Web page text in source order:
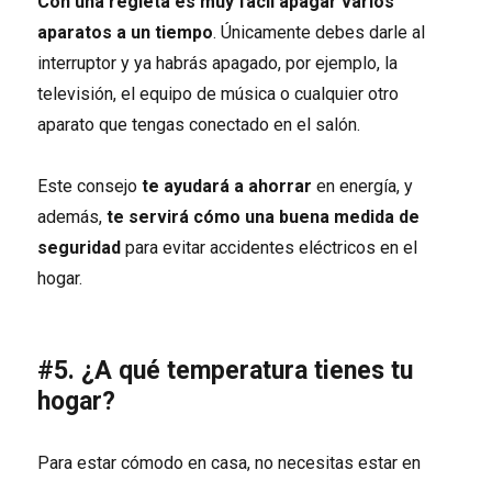
aparatos a un tiempo. Únicamente debes darle al
interruptor y ya habrás apagado, por ejemplo, la
televisión, el equipo de música o cualquier otro
aparato que tengas conectado en el salón.
Este consejo te ayudará a ahorrar en energía, y
además,te servirá cómo una buena medida de
seguridad para evitar accidentes eléctricos en el
hogar.
#5. ¿A qué temperatura tienes tu
hogar?
Para estar cómodo en casa, no necesitas estar en